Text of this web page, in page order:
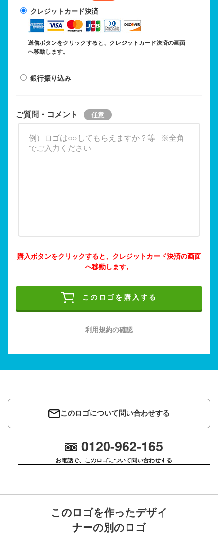
クレジットカード決済
送信ボタンをクリックすると、クレジットカード決済の画面
へ移動します。
銀行振り込み
ご質問・コメント
購入ボタンをクリックすると、クレジットカード決済の画面
へ移動します。
このロゴを購入する
利用規約の確認
このロゴについて問い合わせする
0120-962-165
お電話で、このロゴについて問い合わせする
このロゴを作ったデザイ
ナーの別のロゴ